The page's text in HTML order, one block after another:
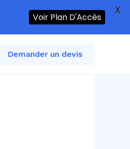
Demander un devis
Voir Plan D'Accès
X